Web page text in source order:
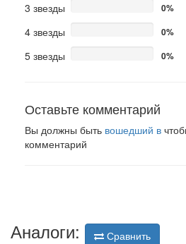
3 звезды 0%
4 звезды 0%
5 звезды 0%
Оставьте комментарий
Вы должны быть вошедший в
комментарий
Аналоги: Сравнить